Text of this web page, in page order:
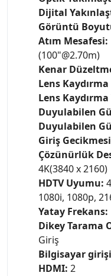
Dijital
Görüntü
Atım Mesafesi:
(100"@2.70m)
Kenar
Lens
Lens
Duyulabilen
Duyulabilen
Giriş
Çözünürlük
4K(3840 x 2160)
HDTV Uyumu:
1080i, 1080p,
Yatay Frekans:
Dikey Tarama
Giriş
Bilgisayar
HDMI: 2